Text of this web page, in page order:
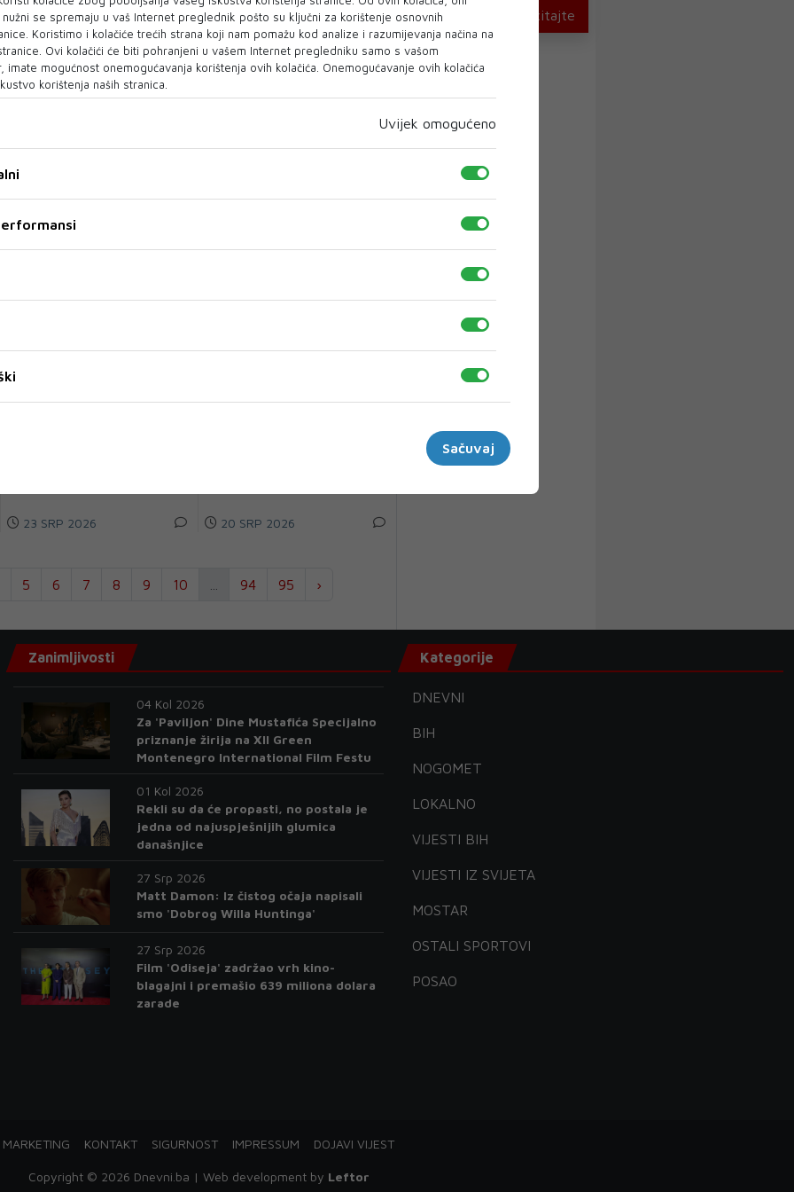
Možda više nećemo imati
kontrolu
Ovo je prvi sigurnosni incident
koji me osobno i snažno
pogodio, rekao je Altman u
ju stiglo upozorenje:
"Možda više nećemo imati
kontrolu"
Više od 1000 zaposlenika
23 SRP 2026 20 SRP 2026
5 6 7 8 9 10 94 95 ›
U novom broju pročitajte
se spremaju u vaš Internet preglednik pošto su ključni za korištenje osnovnih
Koristimo i kolačiće trećih strana koji nam pomažu kod analize i razumijevanja načina na
Ovi kolačići će biti pohranjeni u vašem Internet pregledniku samo s vašom
imate mogućnost onemogućavanja korištenja ovih kolačića. Onemogućavanje ovih kolačića
korištenja naših stranica.
Uvijek omogućeno
Sačuvaj
Zanimljivosti
04 Kol 2026
Za 'Paviljon' Dine Mustafića Specijalno
priznanje žirija na XII Green
Montenegro International Film Festu
01 Kol 2026
Rekli su da će propasti, no postala je
jedna od najuspješnijih glumica
današnjice
27 Srp 2026
Matt Damon: Iz čistog očaja napisali
smo 'Dobrog Willa Huntinga'
27 Srp 2026
Film 'Odiseja' zadržao vrh kino-
blagajni i premašio 639 miliona dolara
zarade
Kategorije
DNEVNI
BIH
NOGOMET
LOKALNO
VIJESTI BIH
VIJESTI IZ SVIJETA
MOSTAR
OSTALI SPORTOVI
POSAO
MARKETING KONTAKT SIGURNOST IMPRESSUM DOJAVI VIJEST
Copyright © 2026 Dnevni.ba | Web development by Leftor